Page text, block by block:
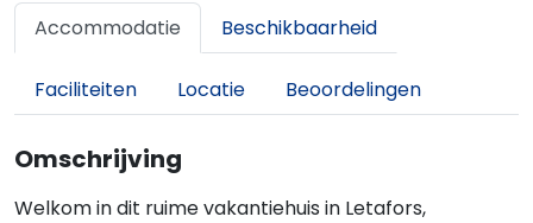
Accommodatie Beschikbaarheid
Faciliteiten Locatie Beoordelingen
Omschrijving
Welkom in dit ruime vakantiehuis in Letafors,